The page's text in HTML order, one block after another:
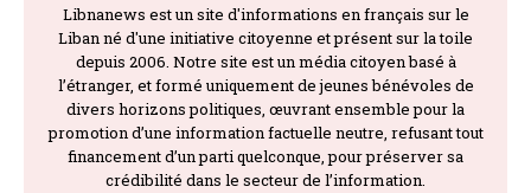
Libnanews est un site d'informations en français sur le
Liban né d'une initiative citoyenne et présent sur la toile
depuis 2006. Notre site est un média citoyen basé à
l’étranger, et formé uniquement de jeunes bénévoles de
divers horizons politiques, œuvrant ensemble pour la
promotion d’une information factuelle neutre, refusant tout
financement d’un parti quelconque, pour préserver sa
crédibilité dans le secteur de l’information.